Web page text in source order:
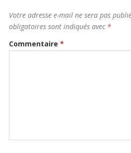
Votre adresse e-mail ne sera pas
obligatoires sont indiqués avec *
Commentaire *